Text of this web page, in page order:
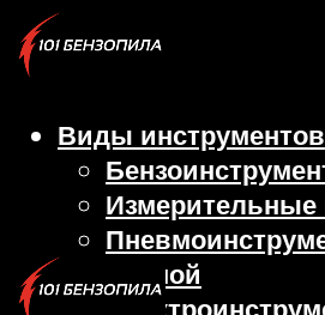
Виды инструментов
Измерительные
Ручной